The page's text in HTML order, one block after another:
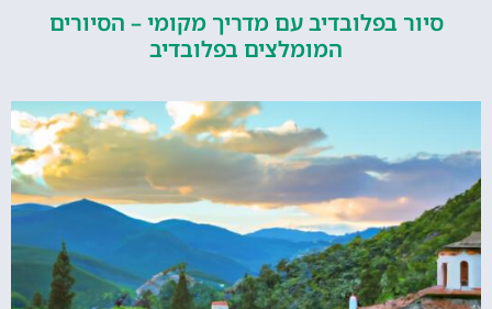
בפלובדיב עם מדריך מקומי – הסיורים
המומלצים בפלובדיב